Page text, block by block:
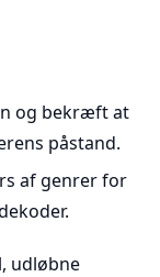
og bekræft at
påstand.
af genrer for
udløbne